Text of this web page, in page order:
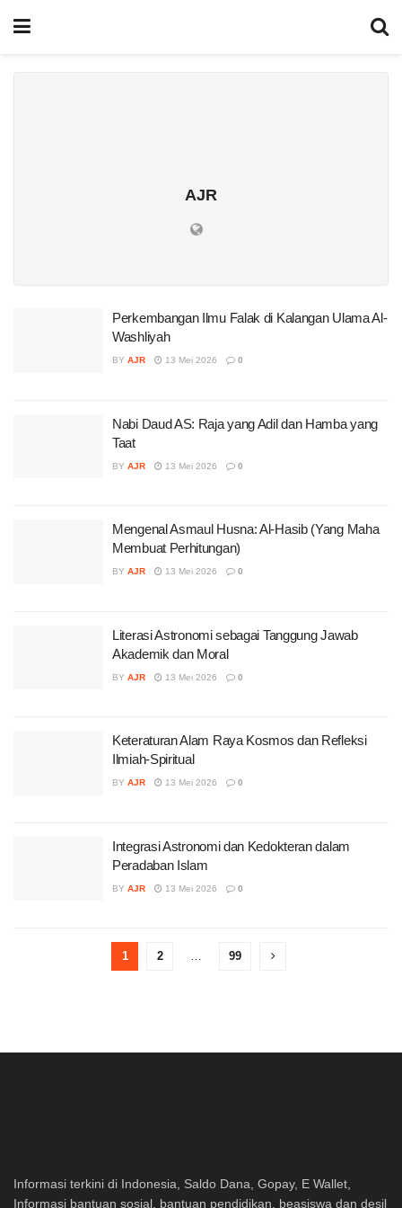
AJR
Perkembangan Ilmu Falak di Kalangan Ulama Al-
Washliyah
BY AJR 13 Mei 2026 0
Nabi Daud AS: Raja yang Adil dan Hamba yang
Taat
BY AJR 13 Mei 2026 0
Mengenal Asmaul Husna: Al-Hasib (Yang Maha
Membuat Perhitungan)
BY AJR 13 Mei 2026 0
Literasi Astronomi sebagai Tanggung Jawab
Akademik dan Moral
BY AJR 13 Mei 2026 0
Keteraturan Alam Raya Kosmos dan Refleksi
Ilmiah-Spiritual
BY AJR 13 Mei 2026 0
Integrasi Astronomi dan Kedokteran dalam
Peradaban Islam
BY AJR 13 Mei 2026 0
1 2 … 99
Informasi terkini di Indonesia, Saldo Dana, Gopay, E Wallet,
Informasi bantuan sosial, bantuan pendidikan, beasiswa dan desil